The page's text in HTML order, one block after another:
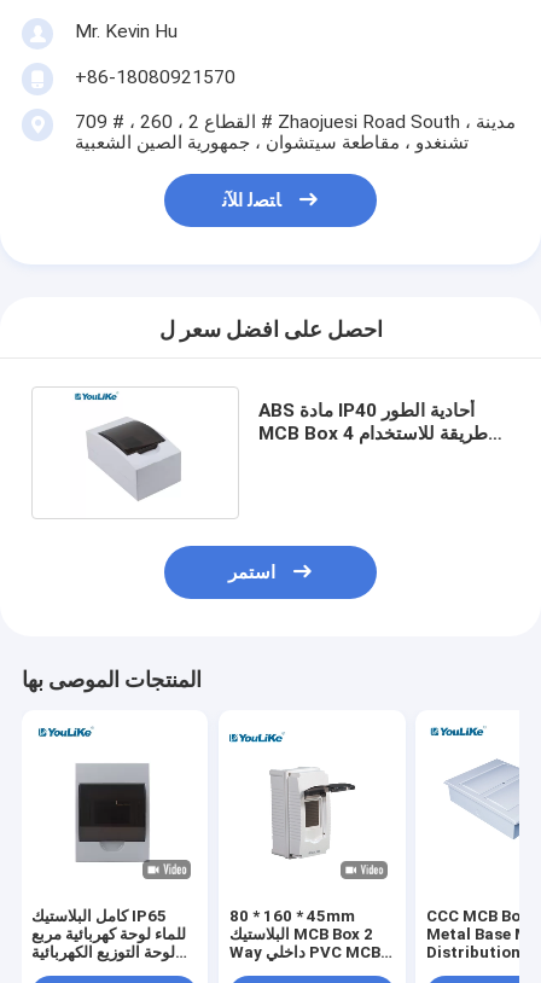
Mr. Kevin Hu
+86-18080921570
709 # ، القطاع 2 ، 260 # Zhaojuesi Road South ، مدينة
تشنغدو ، مقاطعة سيتشوان ، جمهورية الصين الشعبية
ﺎﺘﺼﻟ ﺍﻶﻧ
احصل على افضل سعر ل
ABS مادة IP40 أحادية الطور
MCB Box 4 طريقة للاستخدام
استمر
المنتجات الموصى بها
كامل البلاستيك IP65
للماء لوحة كهربائية مربع
لوحة التوزيع الكهربائية
80 * 160 * 45mm
البلاستيك MCB Box 2
Way داخلي PVC MCB
CCC MCB Box
Metal Base
Distribution